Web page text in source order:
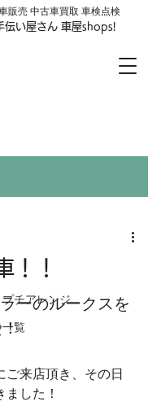
販売 中古車買取 車検点検
伝い屋さん 車屋shops!
チアレンジ
一覧
！！
ーのルークスを
ご来店頂き、その日
した！